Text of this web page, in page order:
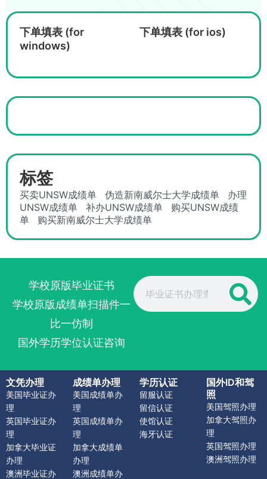
下单填表 (for
windows)
下单填表 (for ios)
标签
买卖UNSW成绩单 伪造新南威尔士大学成绩单
办理
UNSW成绩单
补办UNSW成绩单
购买UNSW成绩
单
购买新南威尔士大学成绩单
学校原版毕业证书
学校原版成绩单扫描件一
比一仿制
国外学历学位认证咨询
Search
文凭办理
美国毕业证办
理
英国毕业证办
理
加拿大毕业证
办理
澳洲毕业证办
成绩单办理
美国成绩单办
理
英国成绩单办
理
加拿大成绩单
办理
澳洲成绩单办
学历认证
留服认证
留信认证
使馆认证
海牙认证
国外ID和驾
照
美国驾照办理
加拿大驾照办
理
英国驾照办理
澳洲驾照办理